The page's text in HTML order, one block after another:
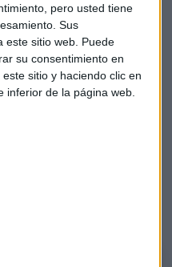
pero usted tiene
Sus
este sitio web. Puede
su consentimiento en
sitio y haciendo clic en
inferior de la página web.
en Estados Undios y la
de inversión más para
invierta tiene que saber los